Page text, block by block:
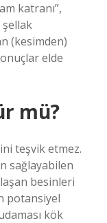
katranı”,
şellak
(kesimden)
elde
mü?
teşvik etmez.
sağlayabilen
besinleri
potansiyel
kök